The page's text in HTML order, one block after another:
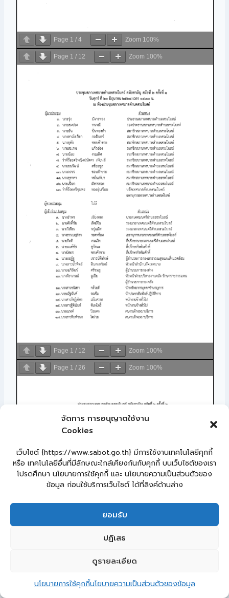
จัดการ การอนุญาตใช้งาน
Cookies
เว็บไซต์ {https://www.sabot.go.th} มีการใช้งานเทคโนโลยีคุกกี้
หรือ เทคโนโลยีอื่นที่มีลักษณะใกล้เคียงกันกับคุกกี้ บนเว็บไซต์ของเรา
โปรดศึกษา นโยบายการใช้คุกกี้ และ นโยบายความเป็นส่วนตัวของ
ข้อมูล ก่อนใช้บริการเว็บไซต์ ได้ที่ลิงค์ด้านล่าง
ยอมรับ
ปฏิเสธ
ดูรายละเอียด
นโยบายการใช้คุกกี้นโยบายความเป็นส่วนตัวของข้อมูล
Page 1 / 4 Zoom 100%
Page 1 / 12 Zoom 100%
Page 1 / 12 Zoom 100%
Page 1 / 26 Zoom 100%
Open